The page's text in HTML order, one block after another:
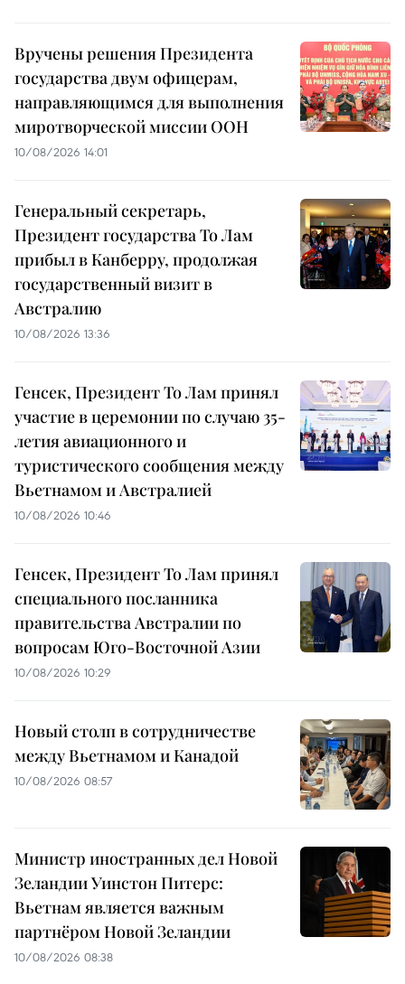
Вручены решения Президента
государства двум офицерам,
направляющимся для выполнения
миротворческой миссии ООН
10/08/2026 14:01
Генеральный секретарь,
Президент государства То Лам
прибыл в Канберру, продолжая
государственный визит в
Австралию
10/08/2026 13:36
Генсек, Президент То Лам принял
участие в церемонии по случаю 35-
летия авиационного и
туристического сообщения между
Вьетнамом и Австралией
10/08/2026 10:46
Генсек, Президент То Лам принял
специального посланника
правительства Австралии по
вопросам Юго-Восточной Азии
10/08/2026 10:29
Новый столп в сотрудничестве
между Вьетнамом и Канадой
10/08/2026 08:57
Министр иностранных дел Новой
Зеландии Уинстон Питерс:
Вьетнам является важным
партнёром Новой Зеландии
10/08/2026 08:38